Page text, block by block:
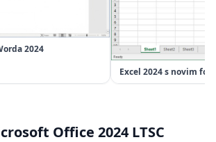
2024
Excel 2024 s novim
Office 2024 LTSC